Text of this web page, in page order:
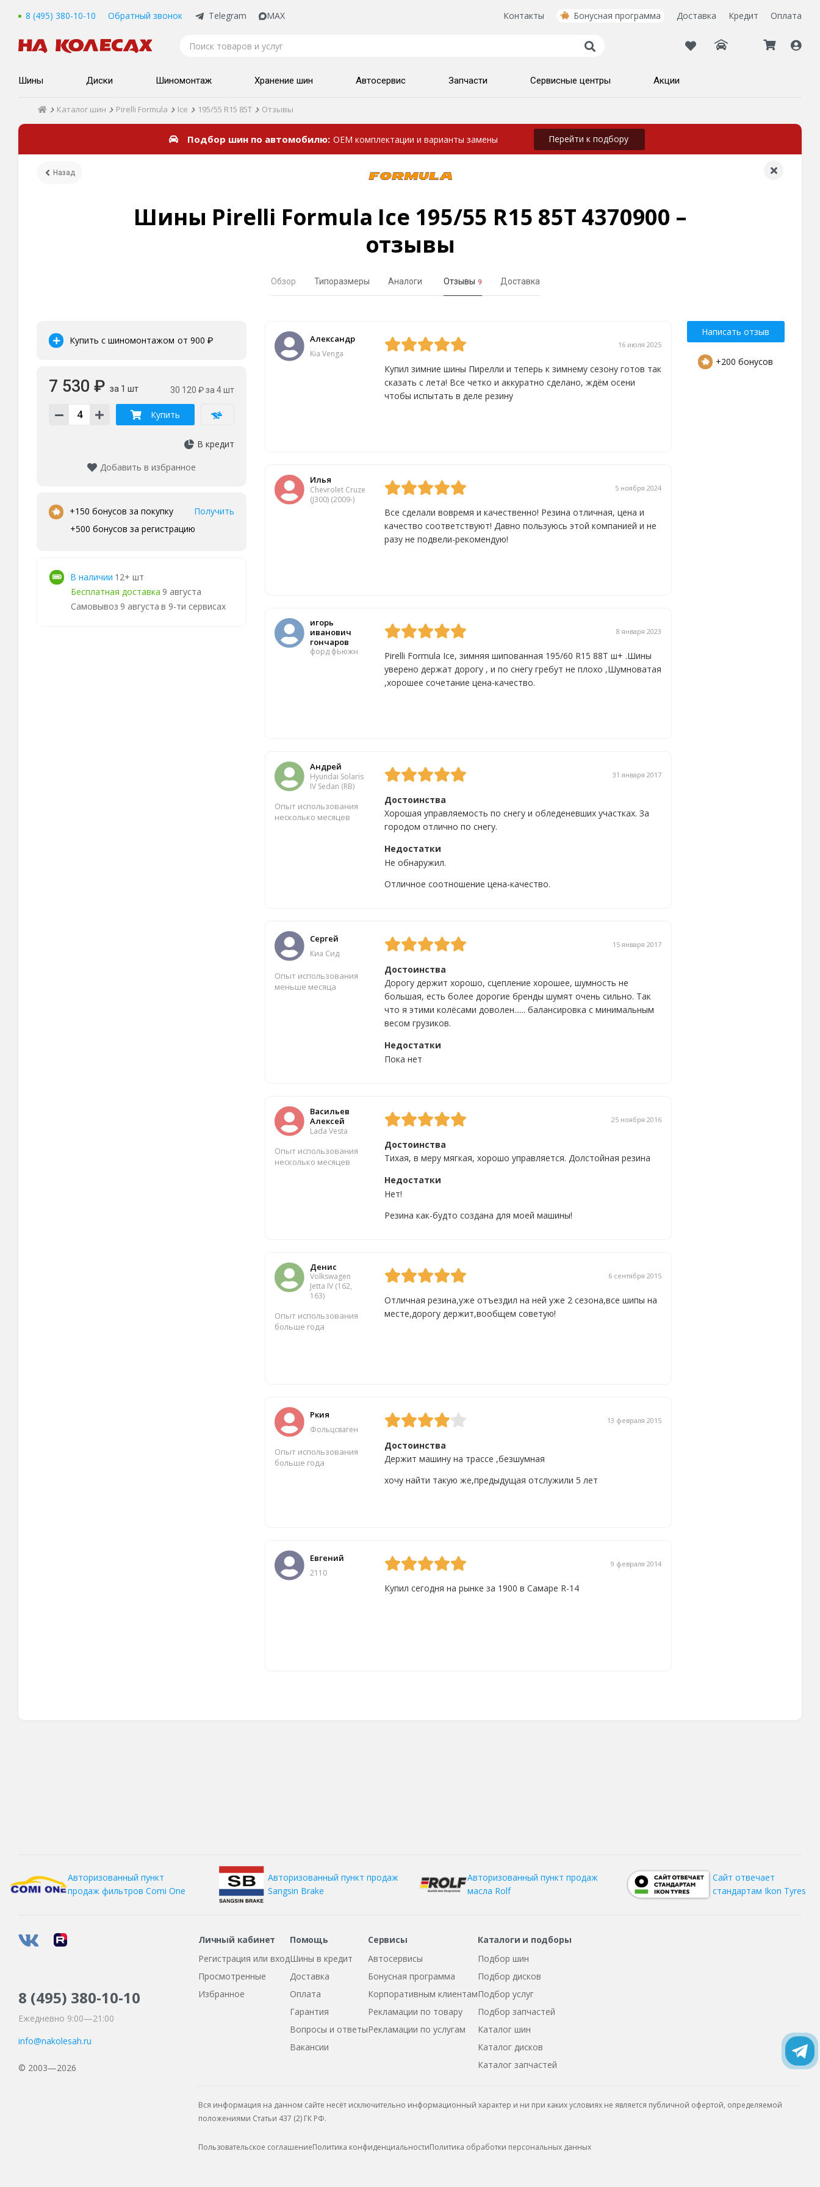
8 (495) 380-10-10 Обратный звонок Telegram MAX Контакты Бонусная программа Доставка Кредит Оплата
Шины Диски Шиномонтаж Хранение шин Автосервис Запчасти Сервисные центры Акции
Каталог шин Pirelli Formula Ice 195/55 R15 85T Отзывы
Подбор шин по автомобилю OEM комплектации и варианты замены Перейти к подбору
Назад
Шины Pirelli Formula Ice 195/55 R15 85T 4370900 –
отзывы
Обзор Типоразмеры Аналоги Отзывы 9 Доставка
Купить с шиномонтажом от 900 ₽
7 530 ₽ за 1 шт 30 120 ₽за 4 шт
Купить
В кредит
Добавить в избранное
• +150 бонусов за покупку
Получить
+500 бонусов за регистрацию
В наличии 12+ шт
Бесплатная доставка 9 августа
Самовывоз 9 августа в 9-ти сервисах
Александр
Kia Venga
16 июля 2025
Купил зимние шины Пирелли и теперь к зимнему сезону готов так
сказать с лета! Все четко и аккуратно сделано, ждём осени
чтобы испытать в деле резину
Илья
Chevrolet Cruze
(J300) (2009-)
5 ноября 2024
Все сделали вовремя и качественно! Резина отличная, цена и
качество соответствуют! Давно пользуюсь этой компанией и не
разу не подвели-рекомендую!
игорь
иванович
гончаров
форд фЬюжн
8 января 2023
Pirelli Formula Ice, зимняя шипованная 195/60 R15 88T ш+ .Шины
уверено держат дорогу , и по снегу гребут не плохо ,Шумноватая
,хорошее сочетание цена-качество.
Андрей
Hyundai Solaris
IV Sedan (RB)
Опыт использования
несколько месяцев
31 января 2017
Достоинства
Хорошая управляемость по снегу и обледеневших участках. За
городом отлично по снегу.
Недостатки
Не обнаружил.
Отличное соотношение цена-качество.
Сергей
Киа Сид
Опыт использования
меньше месяца
15 января 2017
Достоинства
Дорогу держит хорошо, сцепление хорошее, шумность не
большая, есть более дорогие бренды шумят очень сильно. Так
что я этими колёсами доволен...... балансировка с минимальным
весом грузиков.
Недостатки
Пока нет
Васильев
Алексей
Lada Vesta
Опыт использования
несколько месяцев
25 ноября 2016
Достоинства
Тихая, в меру мягкая, хорошо управляется. Долстойная резина
Недостатки
Нет!
Резина как-будто создана для моей машины!
Денис
Volkswagen
Jetta IV (162,
163)
Опыт использования
больше года
6 сентября 2015
Отличная резина,уже отъездил на ней уже 2 сезона,все шипы на
месте,дорогу держит,вообщем советую!
Ркия
Фольцсваген
Опыт использования
больше года
13 февраля 2015
Достоинства
Держит машину на трассе ,безшумная
хочу найти такую же,предыдущая отслужили 5 лет
Евгений
2110
9 февраля 2014
Купил сегодня на рынке за 1900 в Самаре R-14
Написать отзыв
+200 бонусов
Авторизованный пункт
продаж фильтров Comi One
Авторизованный пункт продаж
Sangsin Brake
Авторизованный пункт продаж
масла Rolf
Сайт отвечает
стандартам Ikon Tyres
8 (495) 380-10-10
Ежедневно 9:00—21:00
info@nakolesah.ru
© 2003—2026
Личный кабинет
Регистрация или вход
Просмотренные
Избранное
Помощь
Шины в кредит
Доставка
Оплата
Гарантия
Вопросы и ответы
Вакансии
Сервисы
Автосервисы
Бонусная программа
Корпоративным клиентам
Рекламации по товару
Рекламации по услугам
Каталоги и подборы
Подбор шин
Подбор дисков
Подбор услуг
Подбор запчастей
Каталог шин
Каталог дисков
Каталог запчастей
Вся информация на данном сайте несёт исключительно информационный характер и ни при каких условиях не является публичной офертой, определяемой
положениями Статьи 437 (2) ГК РФ.
Пользовательское соглашениеПолитика конфиденциальностиПолитика обработки персональных данных